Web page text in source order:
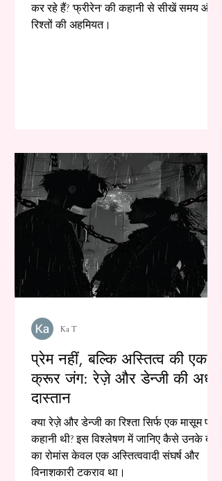
कर रहे हैं? 'फ्रीरेन' की कहानी से सीखें समय और
रिश्तों की अहमियत।
प्रेम नहीं, बल्कि अस्तित्व की एक
क्रूर जंग: रेज़े और डेन्जी की अधूरी
दास्तान
क्या रेज़े और डेन्जी का रिश्ता सिर्फ एक मासूम प्रेम
कहानी थी? इस विश्लेषण में जानिए कैसे उनके बीच
का रोमांस केवल एक अस्तित्ववादी संघर्ष और
विनाशकारी टकराव था।
Ka T